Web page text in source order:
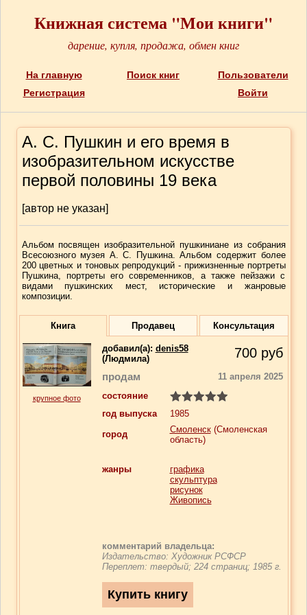
Книжная система "Мои книги"
дарение, купля, продажа, обмен книг
На главную Поиск книг
Пользователи
Регистрация
Войти
А. С. Пушкин и его время в
изобразительном искусстве
первой половины 19 века
[автор не указан]
Альбом посвящен изобразительной пушкиниане из собрания
Всесоюзного музея А. С. Пушкина. Альбом содержит более
200 цветных и тоновых репродукций - прижизненные портреты
Пушкина, портреты его современников, а также пейзажи с
видами пушкинских мест, исторические и жанровые
композиции.
Книга Продавец Консультация
крупное фото
добавил(a): denis58
(Людмила)
700 руб
продам
11 апреля 2025
состояние
год выпуска
1985
город
Смоленск(Смоленская
область)
жанры
графика
скульптура
рисунок
Живопись
комментарий владельца:
Издательство: Художник РСФСР
Переплет: твердый; 224 страниц; 1985 г.